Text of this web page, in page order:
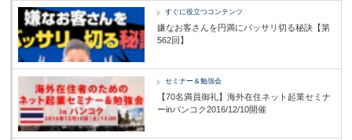
すぐに役立つコンテンツ
嫌なお客さんを円満にバッサリ切る秘訣【第
562回】
セミナー＆勉強会
【70名満員御礼】海外在住ネット起業セミナ
ーinバンコク2016/12/10開催